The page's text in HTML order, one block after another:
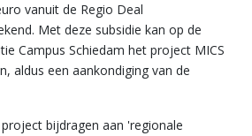
vanuit de Regio Deal
Met deze subsidie kan op de
Campus Schiedam het project MICS
aldus een aankondiging van de
bijdragen aan 'regionale